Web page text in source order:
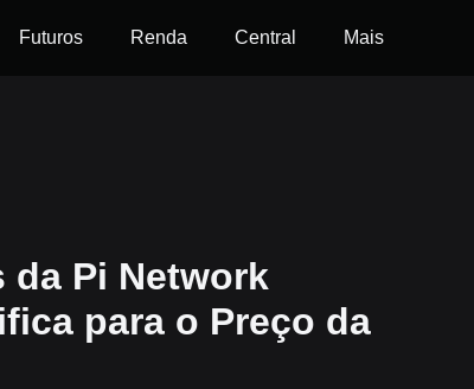
Futuros Renda Central Mais
da Pi Network
para o Preço da